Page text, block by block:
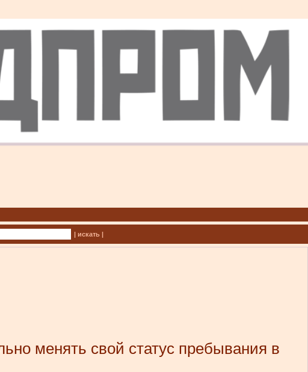
| искать |
менять свой статус пребывания в